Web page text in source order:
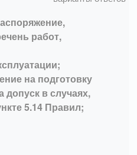
работ,
на подготовку
допуск в случаях,
5.14 Правил;